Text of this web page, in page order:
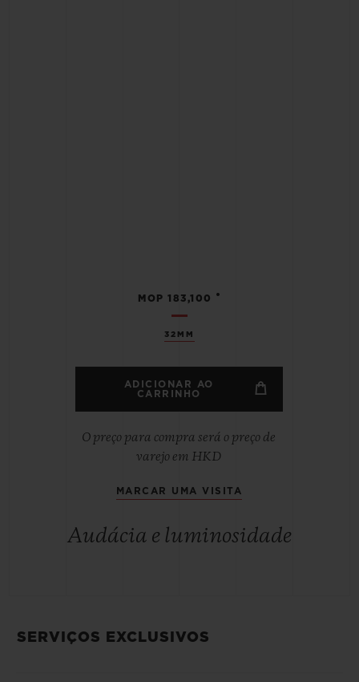
32MM
MOP 183,100 •
ADICIONAR AO
CARRINHO
O preço para compra será o preço de
varejo em HKD
MARCAR UMA VISITA
Audácia e luminosidade
SERVIÇOS EXCLUSIVOS